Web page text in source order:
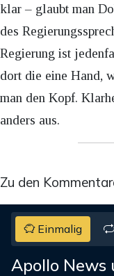
klar – glaubt man
des
Regierung ist
dort die eine Hand,
man den Kopf.
anders aus.
Zu den
Einmalig
Apollo